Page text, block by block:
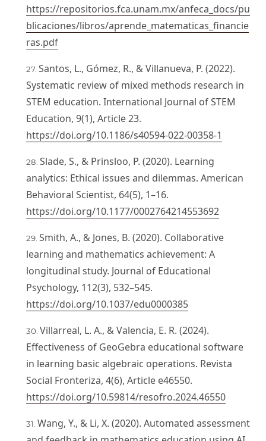
https://repositorios.fca.unam.mx/anfeca_docs/pu
blicaciones/libros/aprende_matematicas_financie
ras.pdf
Santos, L., Gómez, R., & Villanueva, P. (2022).
Systematic review of mixed methods research in
STEM education. International Journal of STEM
Education, 9(1), Article 23.
https://doi.org/10.1186/s40594-022-00358-1
Slade, S., & Prinsloo, P. (2020). Learning
analytics: Ethical issues and dilemmas. American
Behavioral Scientist, 64(5), 1–16.
https://doi.org/10.1177/0002764214553692
Smith, A., & Jones, B. (2020). Collaborative
learning and mathematics achievement: A
longitudinal study. Journal of Educational
Psychology, 112(3), 532–545.
https://doi.org/10.1037/edu0000385
Villarreal, L. A., & Valencia, E. R. (2024).
Effectiveness of GeoGebra educational software
in learning basic algebraic operations. Revista
Social Fronteriza, 4(6), Article e46550.
https://doi.org/10.59814/resofro.2024.46550
Wang, Y., & Li, X. (2020). Automated assessment